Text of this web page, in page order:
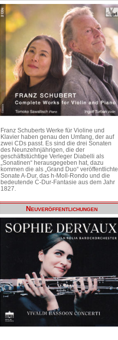
Franz Schuberts Werke für Violine und
Klavier haben genau den Umfang, der auf
zwei CDs passt. Es sind die drei Sonaten
des Neunzehnjährigen, die der
geschäftstüchtige Verleger Diabelli als
„Sonatinen“ herausgegeben hat, dazu
kommen die als „Grand Duo“ veröffentlichte
Sonate A-Dur, das h-Moll-Rondo und die
bedeutende C-Dur-Fantasie aus dem Jahr
1827.
Neuveröffentlichungen